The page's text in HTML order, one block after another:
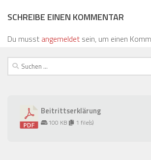
SCHREIBE EINEN KOMMENTAR
Du musst angemeldet sein, um einen
Suchen
nach:
Beitrittserklärung
100 KB 1 file(s)